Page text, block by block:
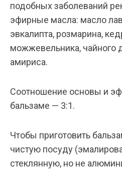
подобных заболеваний
эфирные масла: масло
эвкалипта, розмарина,
можжевельника, чайного
амириса.
Соотношение основы и
бальзаме — 3:1.
Чтобы приготовить
чистую посуду
стеклянную, но не